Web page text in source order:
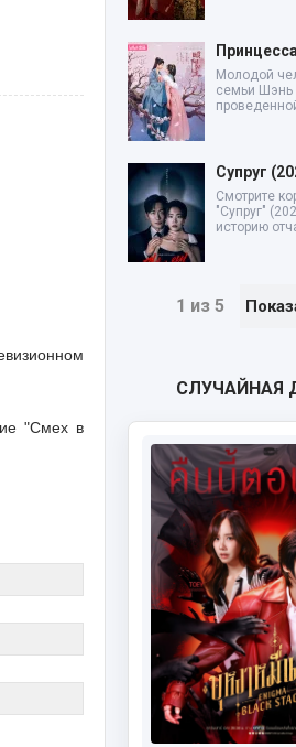
"Смех в
Молодой
семьи Шэнь
Супруг
Смотрите
"Супруг"
историю
1 из 5
СЛУЧАЙНАЯ